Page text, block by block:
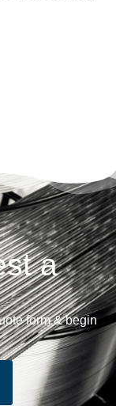
a
form & begin